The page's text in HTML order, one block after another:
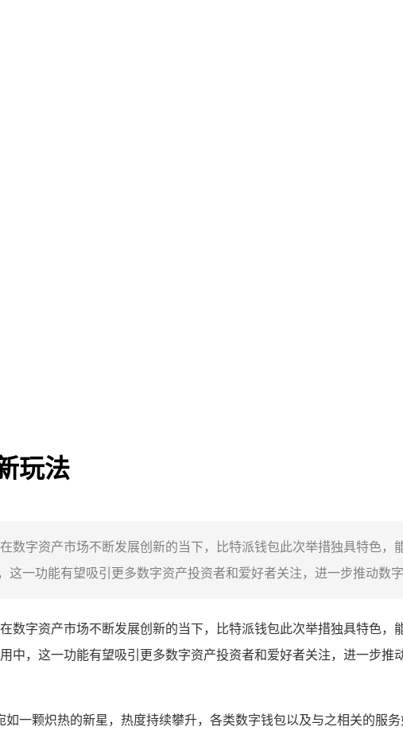
玩法
数字资产市场不断发展创新的当下，比特派钱包此次举措独具特色，
一功能有望吸引更多数字资产投资者和爱好者关注，进一步推动数
数字资产市场不断发展创新的当下，比特派钱包此次举措独具特色，
中，这一功能有望吸引更多数字资产投资者和爱好者关注，进一步推
一颗炽热的新星，热度持续攀升，各类数字钱包以及与之相关的服